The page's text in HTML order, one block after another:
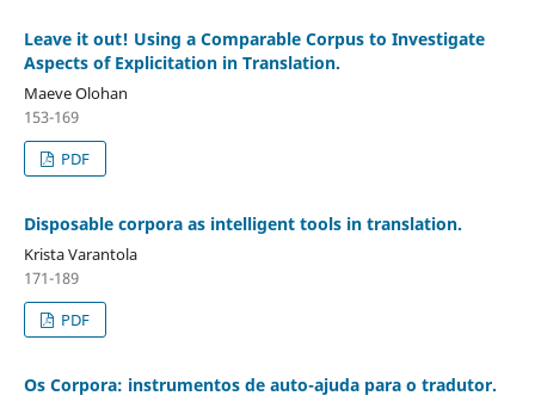
Leave it out! Using a Comparable Corpus to Investigate
Aspects of Explicitation in Translation.
Maeve Olohan
153-169
PDF
Disposable corpora as intelligent tools in translation.
Krista Varantola
171-189
PDF
Os Corpora: instrumentos de auto-ajuda para o tradutor.